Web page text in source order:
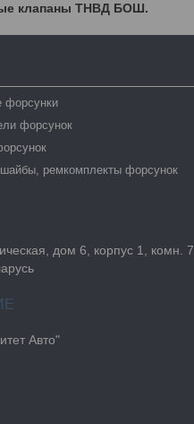
клапаны ТНВД БОШ.
форсунки
форсунок
ремкомплекты форсунок
дом 6, корпус 1, комн. 7,
Авто"